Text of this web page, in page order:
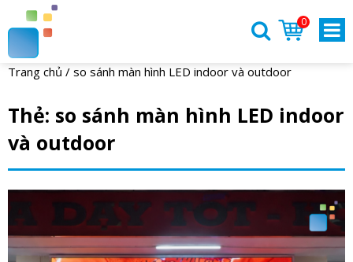
0
Trang chủ / so sánh màn hình LED indoor và outdoor
Thẻ: so sánh màn hình LED indoor
và outdoor